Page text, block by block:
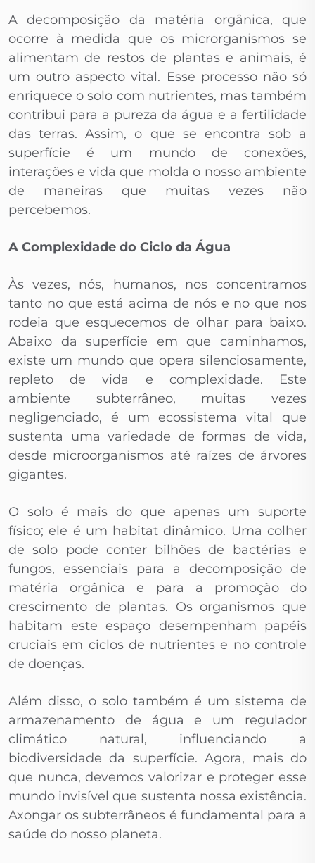
A decomposição da matéria orgânica, que
ocorre à medida que os microrganismos se
alimentam de restos de plantas e animais, é
um outro aspecto vital. Esse processo não só
enriquece o solo com nutrientes, mas também
contribui para a pureza da água e a fertilidade
das terras. Assim, o que se encontra sob a
superfície é um mundo de conexões,
interações e vida que molda o nosso ambiente
de maneiras que muitas vezes não
percebemos.
A Complexidade do Ciclo da Água
Às vezes, nós, humanos, nos concentramos
tanto no que está acima de nós e no que nos
rodeia que esquecemos de olhar para baixo.
Abaixo da superfície em que caminhamos,
existe um mundo que opera silenciosamente,
repleto de vida e complexidade. Este
ambiente subterrâneo, muitas vezes
negligenciado, é um ecossistema vital que
sustenta uma variedade de formas de vida,
desde microorganismos até raízes de árvores
gigantes.
O solo é mais do que apenas um suporte
físico; ele é um habitat dinâmico. Uma colher
de solo pode conter bilhões de bactérias e
fungos, essenciais para a decomposição de
matéria orgânica e para a promoção do
crescimento de plantas. Os organismos que
habitam este espaço desempenham papéis
cruciais em ciclos de nutrientes e no controle
de doenças.
Além disso, o solo também é um sistema de
armazenamento de água e um regulador
climático natural, influenciando a
biodiversidade da superfície. Agora, mais do
que nunca, devemos valorizar e proteger esse
mundo invisível que sustenta nossa existência.
Axongar os subterrâneos é fundamental para a
saúde do nosso planeta.